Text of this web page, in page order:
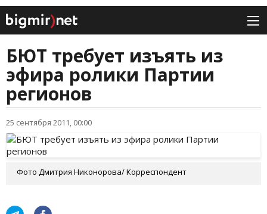
БЮТ требует изъять из
эфира ролики Партии
регионов
25 сентября 2011, 00:00
Фото Дмитрия Никонорова/ Корреспондент